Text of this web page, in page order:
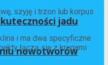
jadu
nowotworów
szyję i trzon lub korpus
i ma dwa specyficzne
łączą się z kręgami